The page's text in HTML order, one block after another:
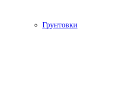
Грунтовки